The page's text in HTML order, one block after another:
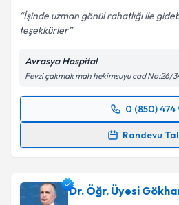
İşinde uzman gönül rahatlığı ile
teşekkürler
Avrasya Hospital
Fevzi çakmak mah hekimsuyu cad No:26/
0 (850) 474
Randevu
Randevu Takvimi Talebi
için bir takvim
bilgilendireceğiz.
Dr. Öğr. Üyesi